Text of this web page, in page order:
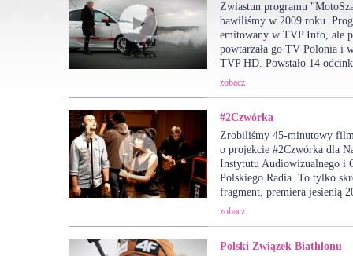
Zwiastun programu
bawiliśmy w 2009 roku.
emitowany w TVP Info, ale
powtarzała go TV Polonia i
TVP HD. Powstało 14
zobacz
#2Czwórka
Zrobiliśmy 45-minutowy
o projekcie #2Czwórka dla
Instytutu Audiowizualnego i
Polskiego Radia. To tylko
fragment, premiera jesienią
zobacz
Polski Związek Biathlonu